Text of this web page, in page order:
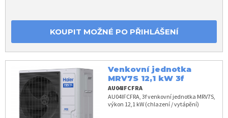
KOUPIT MOŽNÉ PO PŘIHLÁŠENÍ
Venkovní jednotka
MRV7S 12,1 kW 3f
AU04IFCFRA
AU04IFCFRA, 3f venkovní jednotka MRV7S,
výkon 12,1 kW (chlazení / vytápění)